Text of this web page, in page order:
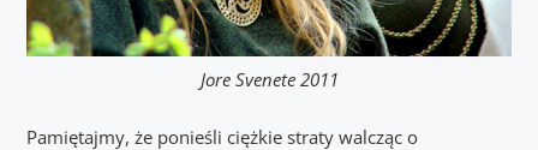
Jore Svenete 2011
Pamiętajmy, że ponieśli ciężkie straty walcząc o